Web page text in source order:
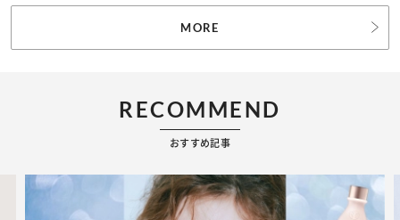
MORE
RECOMMEND
おすすめ記事